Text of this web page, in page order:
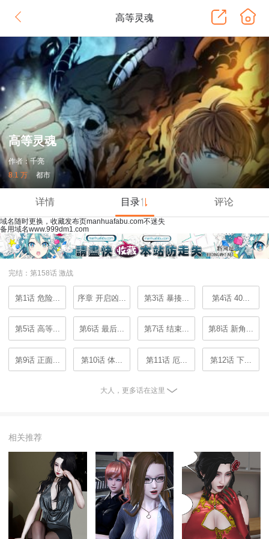
高等灵魂
高等灵魂
作者：千亮
8.1 万
都市
详情 目录 评论
域名随时更换，收藏发布页manhuafabu.com不迷失
备用域名www.999dm1.com
完结：第158话 激战
第1话 危险... 序章 开启凶... 第3话 暴揍... 第4话 40...
第5话 高等... 第6话 最后... 第7话 结束... 第8话 新角...
第9话 正面... 第10话 体... 第11话 厄... 第12话 下...
大人，更多话在这里
相关推荐